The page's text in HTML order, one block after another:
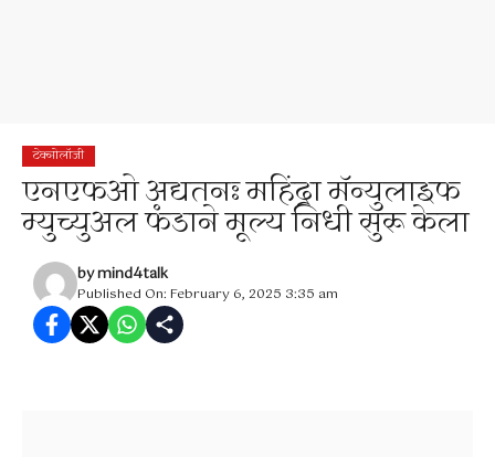
टेक्नोलॉजी
एनएफओ अद्यतनः महिंद्रा मॅन्युलाइफ
म्युच्युअल फंडाने मूल्य निधी सुरू केला
bymind4talk
Published On: February 6, 2025 3:35 am